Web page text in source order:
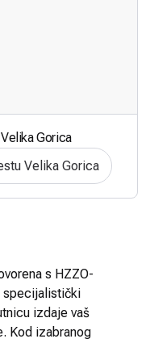
Gorica
Velika Gorica
s HZZO-
specijalistički
izdaje vaš
Kod izabranog